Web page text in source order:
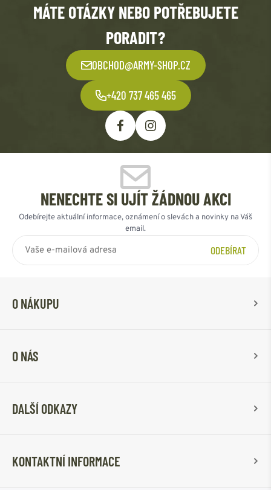
MÁTE OTÁZKY NEBO POTŘEBUJETE
PORADIT?
OBCHOD@ARMY-SHOP.CZ
+420 737 465 465
NENECHTE SI UJÍT ŽÁDNOU AKCI
Odebírejte aktuální informace, oznámení o slevách a novinky na Váš
email.
ODEBÍRAT
O NÁKUPU
O NÁS
DALŠÍ ODKAZY
KONTAKTNÍ INFORMACE